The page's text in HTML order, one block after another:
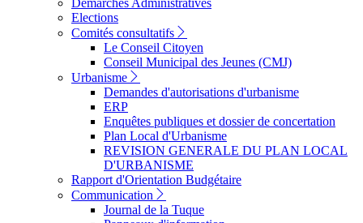
Démarches Administratives
Elections
Comités consultatifs
Le Conseil Citoyen
Conseil Municipal des Jeunes (CMJ)
Urbanisme
Demandes d'autorisations d'urbanisme
ERP
Enquêtes publiques et dossier de concertation
Plan Local d'Urbanisme
REVISION GENERALE DU PLAN LOCAL
D'URBANISME
Rapport d'Orientation Budgétaire
Communication
Journal de la Tuque